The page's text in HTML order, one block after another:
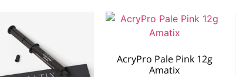
AcryPro Pale Pink 12g
Amatix